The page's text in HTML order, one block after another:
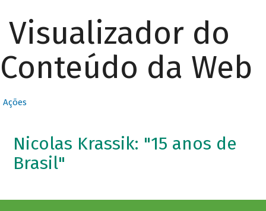
Visualizador do
Conteúdo da Web
Ações
Nicolas Krassik: "15 anos de
Brasil"